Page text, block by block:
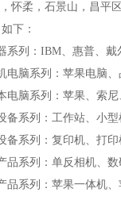
怀柔，石景山，昌平
下：
列：IBM、惠普、戴
脑系列：苹果电脑、
脑系列：苹果、索尼
系列：工作站、小型
系列：复印机、打印
系列：单反相机、数
系列：苹果一体机、